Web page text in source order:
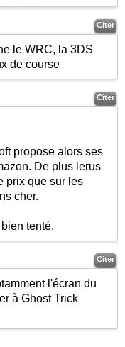
Citer
le WRC, la 3DS
de course
Citer
propose alors ses
De plus lerus
prix que sur les
cher.
tenté.
Citer
l'écran du
à Ghost Trick